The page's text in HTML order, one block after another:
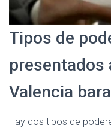
Tipos de
presentados
Valencia
Hay dos tipos de